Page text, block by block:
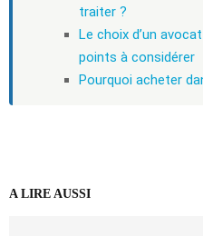
traiter ?
Le choix d’un
points à considérer
Pourquoi acheter
A LIRE AUSSI